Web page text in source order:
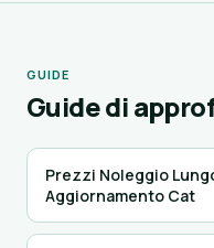
GUIDE
Guide di
Prezzi Noleggio
Aggiornamento Cat